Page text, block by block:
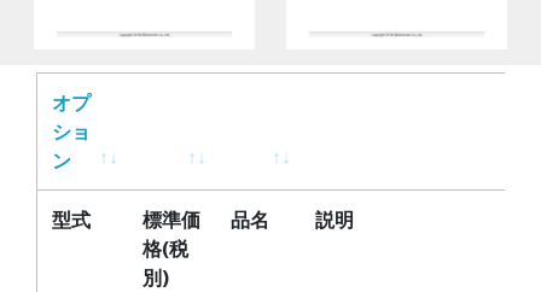
オプ
ショ
ン
オプ
ショ
型式
標準価
格(税
別)
品名 説明